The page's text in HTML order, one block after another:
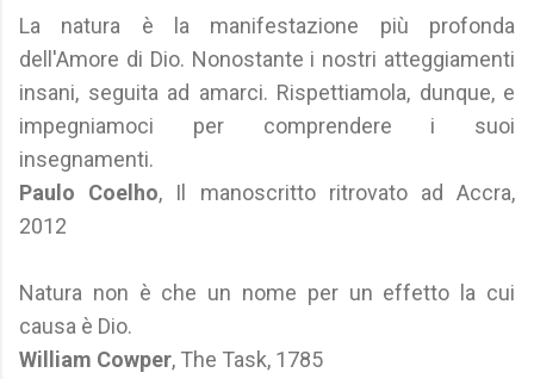
La natura è la manifestazione più profonda
dell'Amore di Dio. Nonostante i nostri atteggiamenti
insani, seguita ad amarci. Rispettiamola, dunque, e
impegniamoci per comprendere i suoi
insegnamenti.
Paulo Coelho, Il manoscritto ritrovato ad Accra,
2012
Natura non è che un nome per un effetto la cui
causa è Dio.
William Cowper, The Task, 1785